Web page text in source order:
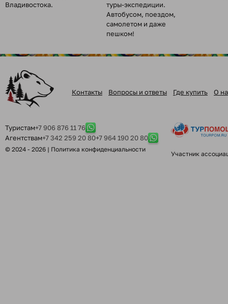
Владивостока.
туры-экспедиции.
Автобусом, поездом,
самолетом и даже
пешком!
Контакты Вопросы и ответы Где купить О
Туристам+7 906 876 11 76
Агентствам+7 342 259 20 80+7 964 190 20 80
© 2024 - 2026 | Политика конфиденциальности
Участник